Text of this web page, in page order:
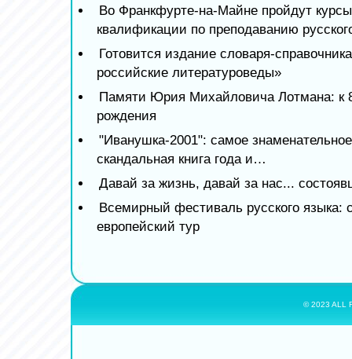
Во Франкфурте-на-Майне пройдут
квалификации по преподаванию
Готовится издание словаря-
российские литературоведы»
Памяти Юрия Михайловича Лотмана: к
рождения
"Иванушка-2001": самое
скандальная книга года и…
Давай за жизнь, давай за нас...
Всемирный фестиваль русского языка:
европейский тур
© 2023 ALL